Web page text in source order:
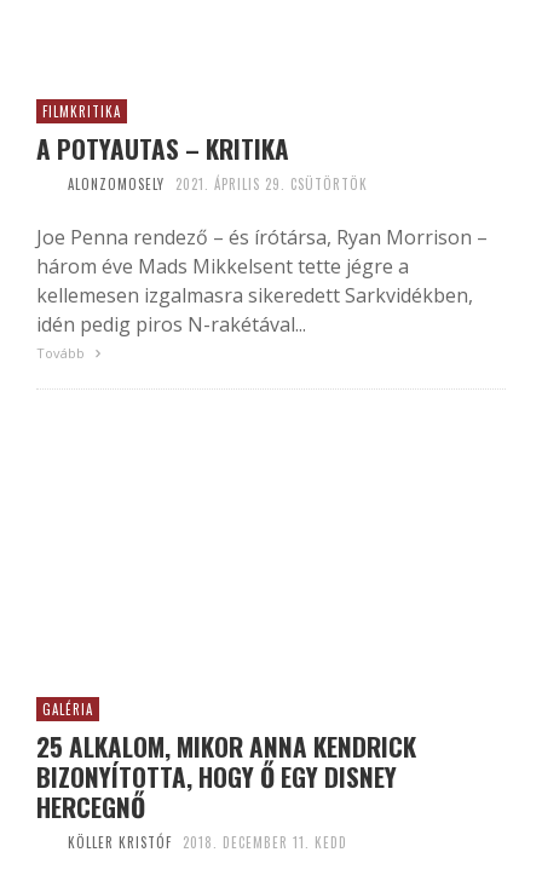
FILMKRITIKA
A POTYAUTAS – KRITIKA
ALONZOMOSELY 2021. ÁPRILIS 29. CSÜTÖRTÖK
Joe Penna rendező – és írótársa, Ryan Morrison –
három éve Mads Mikkelsent tette jégre a
kellemesen izgalmasra sikeredett Sarkvidékben,
idén pedig piros N-rakétával...
Tovább
GALÉRIA
25 ALKALOM, MIKOR ANNA KENDRICK
BIZONYÍTOTTA, HOGY Ő EGY DISNEY
HERCEGNŐ
KÖLLER KRISTÓF 2018. DECEMBER 11. KEDD